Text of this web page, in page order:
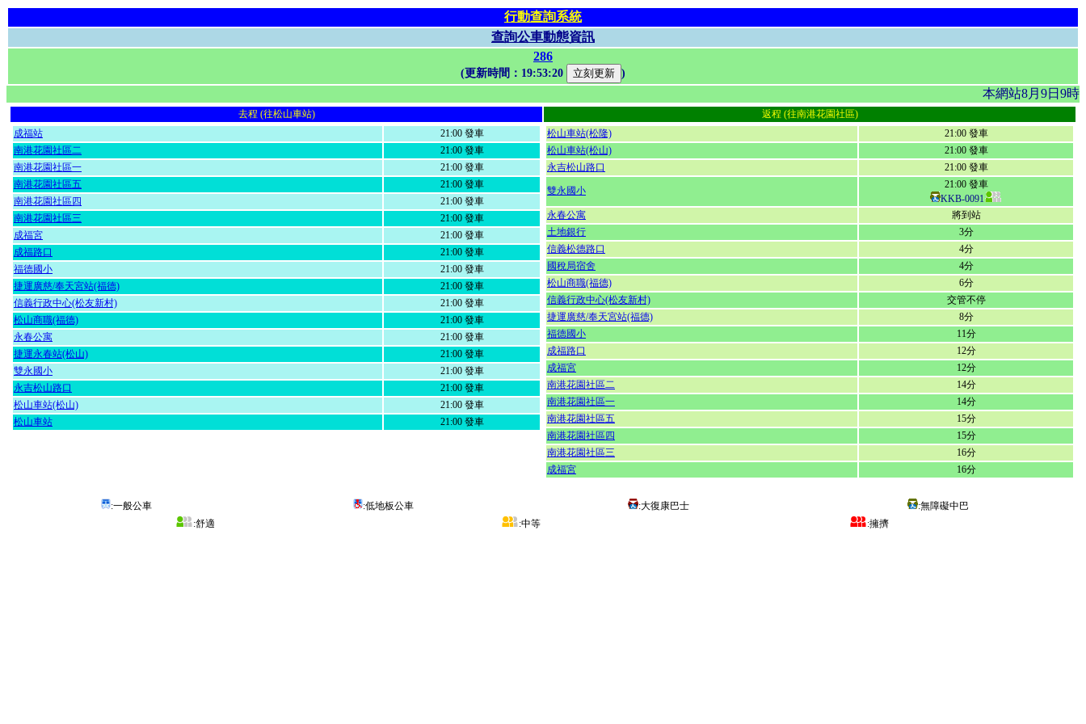
行動查詢系統
查詢公車動態資訊
286
(更新時間： 19:53:20 )
本網站8月9日9
去程 (往松山車站)
返程 (往南港花園社區)
成福站
21:00 發車
南港花園社區二
21:00 發車
南港花園社區一
21:00 發車
南港花園社區五
21:00 發車
南港花園社區四
21:00 發車
南港花園社區三
21:00 發車
成福宮
21:00 發車
成福路口
21:00 發車
福德國小
21:00 發車
捷運廣慈/奉天宮站(福德)
21:00 發車
信義行政中心(松友新村)
21:00 發車
松山商職(福德)
21:00 發車
永春公寓
21:00 發車
捷運永春站(松山)
21:00 發車
雙永國小
21:00 發車
永吉松山路口
21:00 發車
松山車站(松山)
21:00 發車
松山車站
21:00 發車
松山車站(松隆)
21:00 發車
松山車站(松山)
21:00 發車
永吉松山路口
21:00 發車
雙永國小
21:00 發車
KKB-0091
永春公寓
將到站
土地銀行
3分
信義松德路口
4分
國稅局宿舍
4分
松山商職(福德)
6分
信義行政中心(松友新村)
交管不停
捷運廣慈/奉天宮站(福德)
8分
福德國小
11分
成福路口
12分
成福宮
12分
南港花園社區二
14分
南港花園社區一
14分
南港花園社區五
15分
南港花園社區四
15分
南港花園社區三
16分
成福宮
16分
:一般公車 :低地板公車 :大復康巴士
:無障礙中巴
:舒適
:中等 :擁擠